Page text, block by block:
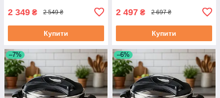
2 349 ₴ 2 549 ₴
Купити
2 497 ₴ 2 697 ₴
Купити
–7% –6%